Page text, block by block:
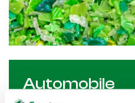
Automobile